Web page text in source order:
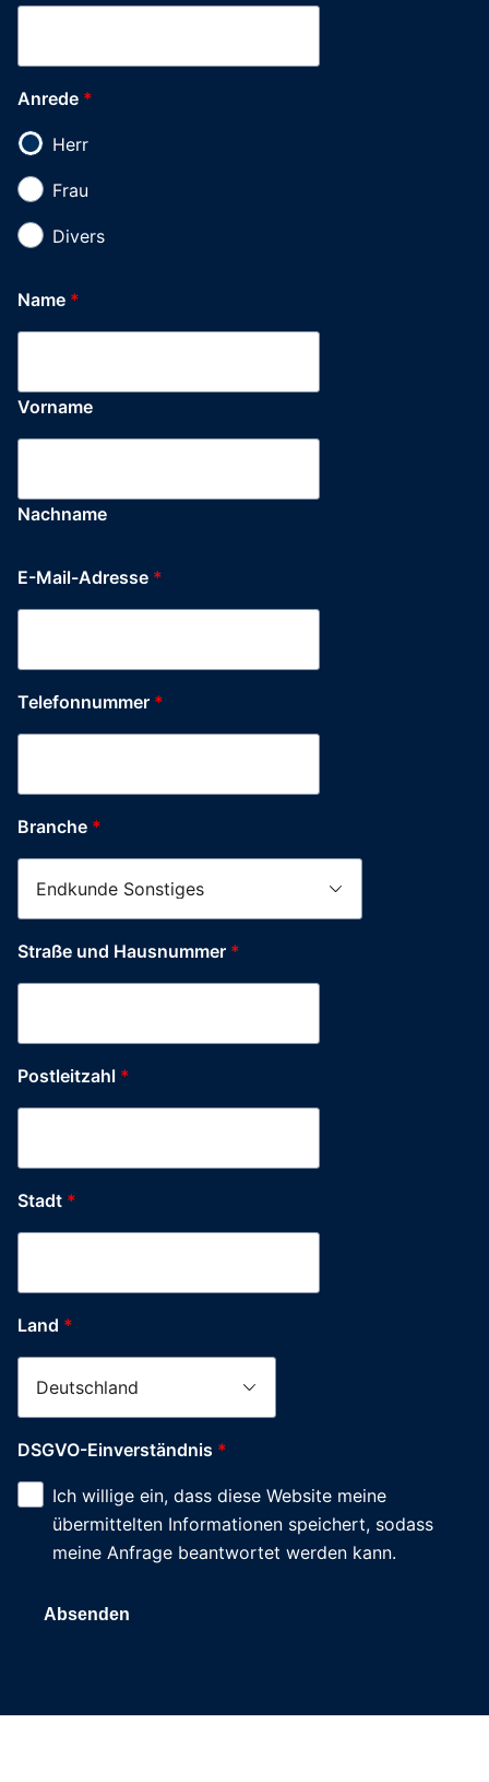
Anrede *
Herr
Frau
Divers
Name *
Vorname
Nachname
E-Mail-Adresse *
Telefonnummer *
Branche *
Straße und Hausnummer *
Postleitzahl *
Stadt *
Land *
DSGVO-
Einverständnis
Stadt
Hausnummer
DSGVO-Einverständnis *
Ich willige ein, dass diese Website meine
übermittelten Informationen speichert, sodass
meine Anfrage beantwortet werden kann.
Absenden